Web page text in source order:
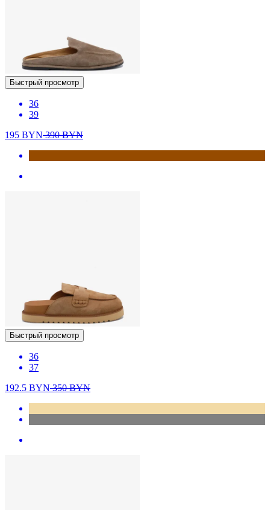
Быстрый просмотр
36
39
195 BYN390BYN
Быстрый просмотр
36
37
192.5 BYN350BYN